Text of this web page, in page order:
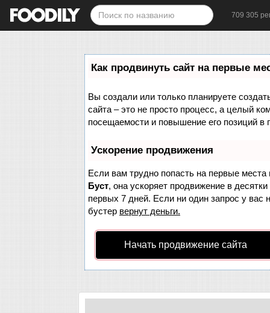
709 305
Как продвинуть сайт на первые
Вы создали или только планируете
сайта – это не просто процесс, а целый
посещаемости и повышение его позиций в
Ускорение продвижения
Если вам трудно попасть на первые места
Буст, она ускоряет продвижение в
первых 7 дней. Если ни один запрос у вас
бустер вернут деньги.
Начать продвижение сайта